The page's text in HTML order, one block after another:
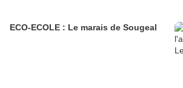
ECO-ECOLE : Le marais de Sougeal